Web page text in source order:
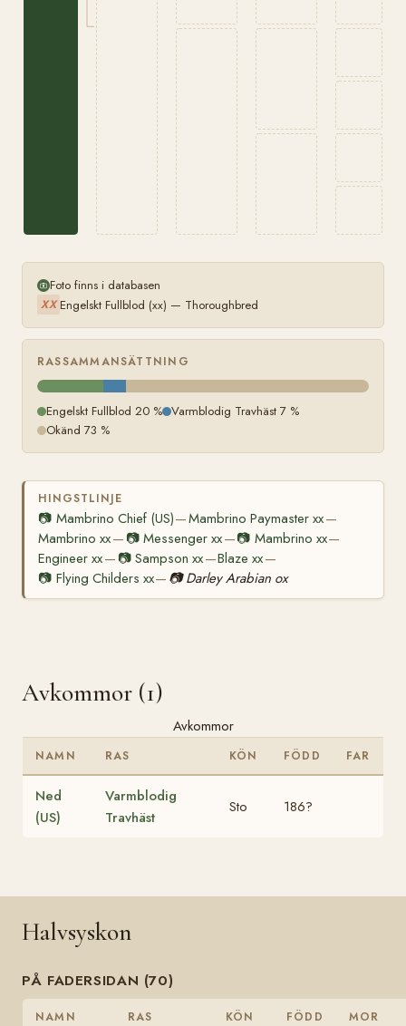
Foto finns i databasen
XX Engelskt Fullblod (xx) — Thoroughbred
RASSAMMANSÄTTNING
Engelskt Fullblod 20 % Varmblodig Travhäst 7 %
Okänd 73 %
HINGSTLINJE
📷 Mambrino Chief (US)—Mambrino Paymaster xx—
Mambrino xx— 📷Messenger xx—📷 Mambrino xx—
Engineer xx— 📷Sampson xx—Blaze xx—
📷 Flying Childers xx— 📷 Darley Arabian ox
Avkommor (1)
Avkommor
NAMN RAS KÖN FÖDD FAR
Ned
(US)
Varmblodig
Travhäst
Sto 186?
Halvsyskon
PÅ FADERSIDAN (70)
NAMN RAS KÖN FÖDD MOR